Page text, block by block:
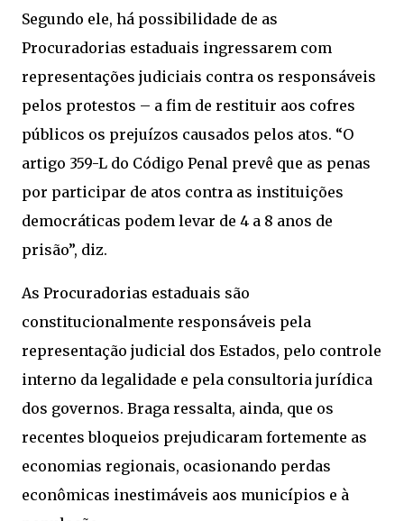
Segundo ele, há possibilidade de as
Procuradorias estaduais ingressarem com
representações judiciais contra os responsáveis
pelos protestos – a fim de restituir aos cofres
públicos os prejuízos causados pelos atos. “O
artigo 359-L do Código Penal prevê que as penas
por participar de atos contra as instituições
democráticas podem levar de 4 a 8 anos de
prisão”, diz.
As Procuradorias estaduais são
constitucionalmente responsáveis pela
representação judicial dos Estados, pelo controle
interno da legalidade e pela consultoria jurídica
dos governos. Braga ressalta, ainda, que os
recentes bloqueios prejudicaram fortemente as
economias regionais, ocasionando perdas
econômicas inestimáveis aos municípios e à